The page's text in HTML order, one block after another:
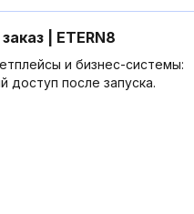
| ETERN8
и бизнес-системы:
после запуска.